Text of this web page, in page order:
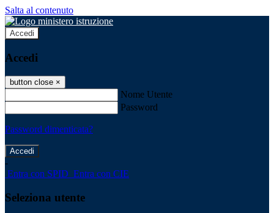
Salta al contenuto
Accedi
Accedi
button close ×
Nome Utente
Password
Password dimenticata?
-
Entra con SPID Entra con CIE
Seleziona utente